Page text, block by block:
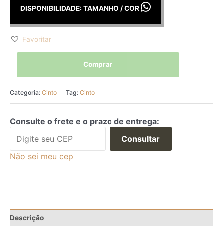
DISPONIBILIDADE: TAMANHO / COR
Favoritar
Comprar
Categoria: Cinto Tag: Cinto
Consulte o frete e o prazo de entrega:
Consultar
Não sei meu cep
Descrição